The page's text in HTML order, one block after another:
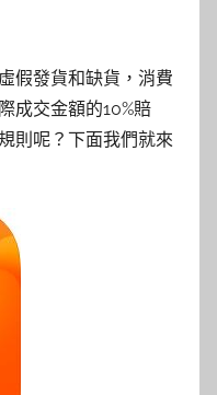
假發貨和缺貨，消費
成交金額的10%賠
則呢？下面我們就來